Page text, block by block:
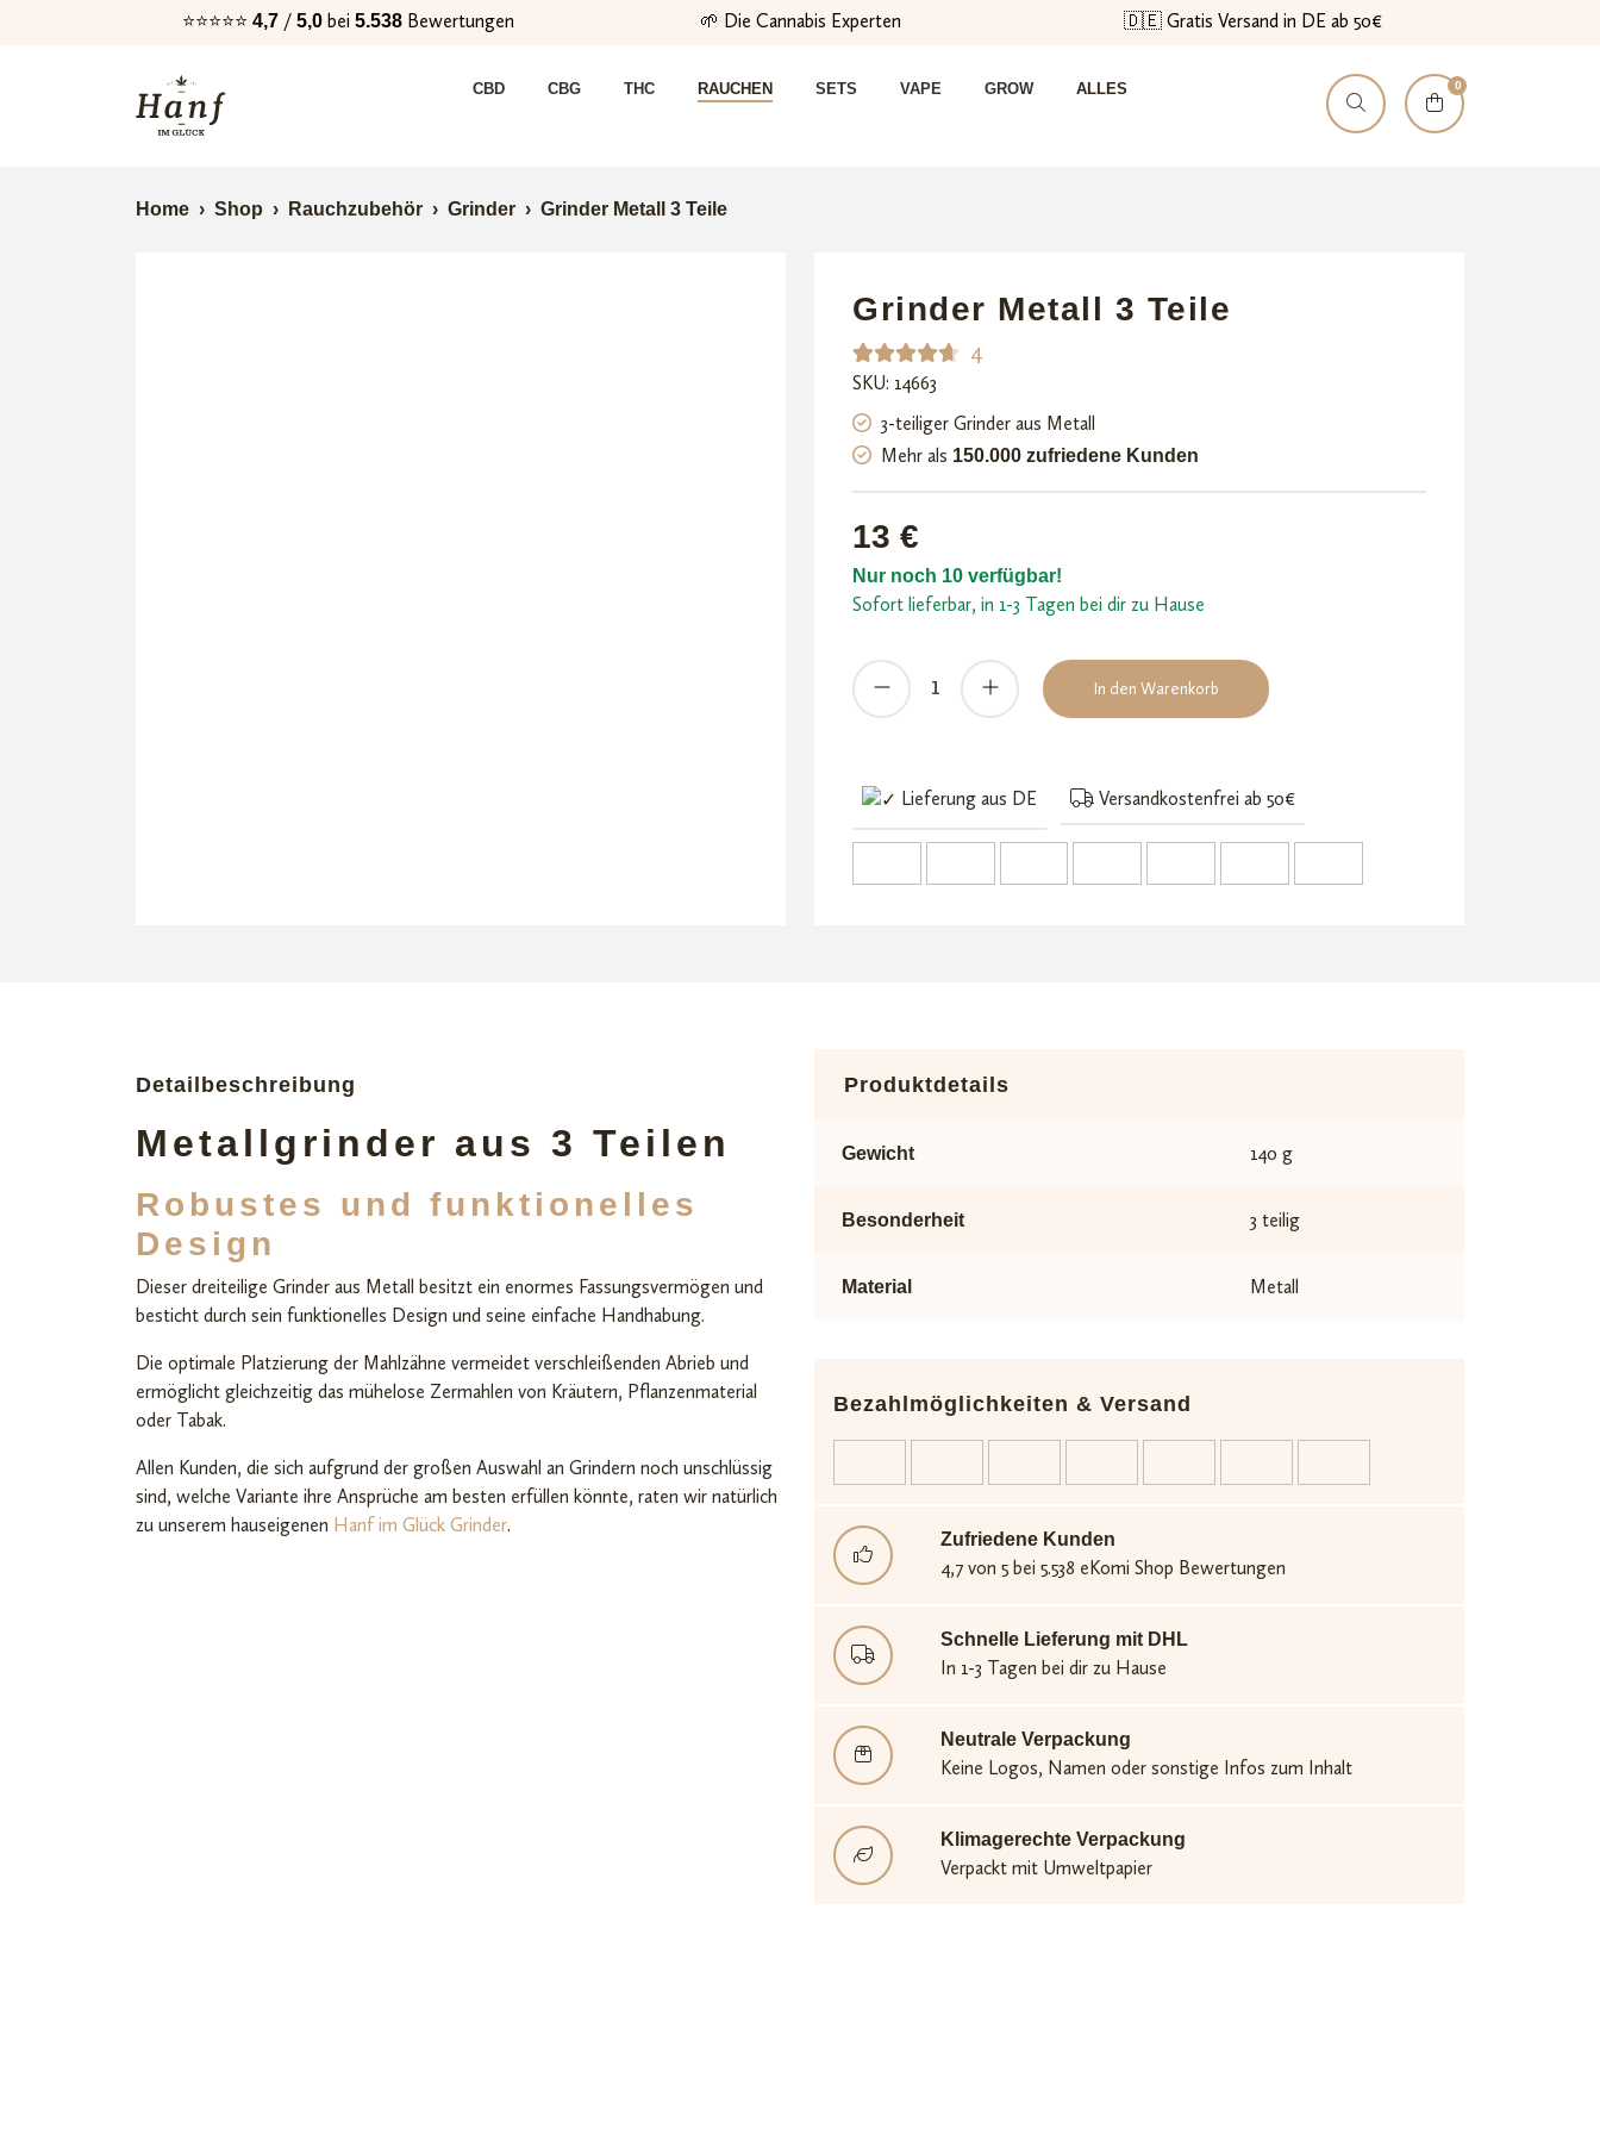
⭐⭐⭐⭐⭐ 4,7/ 5,0bei 5.538Bewertungen 🌱 Die Cannabis Experten 🇩🇪 Gratis Versand in DE ab 50€
Navigation
Zum
Inhalt
CBD CBG THC RAUCHEN SETS VAPE GROW ALLES 0
Home › Shop › Rauchzubehör › Grinder › Grinder Metall 3 Teile
Grinder Metall 3 Teile
Bewerte
t mit
4.75
von
5,
d auf
4
4
SKU: 14663
3-teiliger Grinder aus Metall
Mehr als 150.000 zufriedene Kunden
13 €
Nur noch 10 verfügbar!
Sofort lieferbar, in 1-3 Tagen bei dir zu Hause
Grinder
Metall
Menge
In den Warenkorb
Lieferung aus DE Versandkostenfrei ab 50€
Detailbeschreibung
Metallgrinder aus 3 Teilen
Robustes und funktionelles
Design
Dieser dreiteilige Grinder aus Metall besitzt ein enormes Fassungsvermögen und
besticht durch sein funktionelles Design und seine einfache Handhabung.
Die optimale Platzierung der Mahlzähne vermeidet verschleißenden Abrieb und
ermöglicht gleichzeitig das mühelose Zermahlen von Kräutern, Pflanzenmaterial
oder Tabak.
Allen Kunden, die sich aufgrund der großen Auswahl an Grindern noch unschlüssig
sind, welche Variante ihre Ansprüche am besten erfüllen könnte, raten wir natürlich
zu unserem hauseigenen Hanf im Glück Grinder.
Produktdetails
Gewicht 140 g
Besonderheit 3 teilig
Material Metall
Bezahlmöglichkeiten & Versand
Zufriedene Kunden
4,7 von 5 bei 5.538 eKomi Shop Bewertungen
Schnelle Lieferung mit DHL
In 1-3 Tagen bei dir zu Hause
Neutrale Verpackung
Keine Logos, Namen oder sonstige Infos zum Inhalt
Klimagerechte Verpackung
Verpackt mit Umweltpapier